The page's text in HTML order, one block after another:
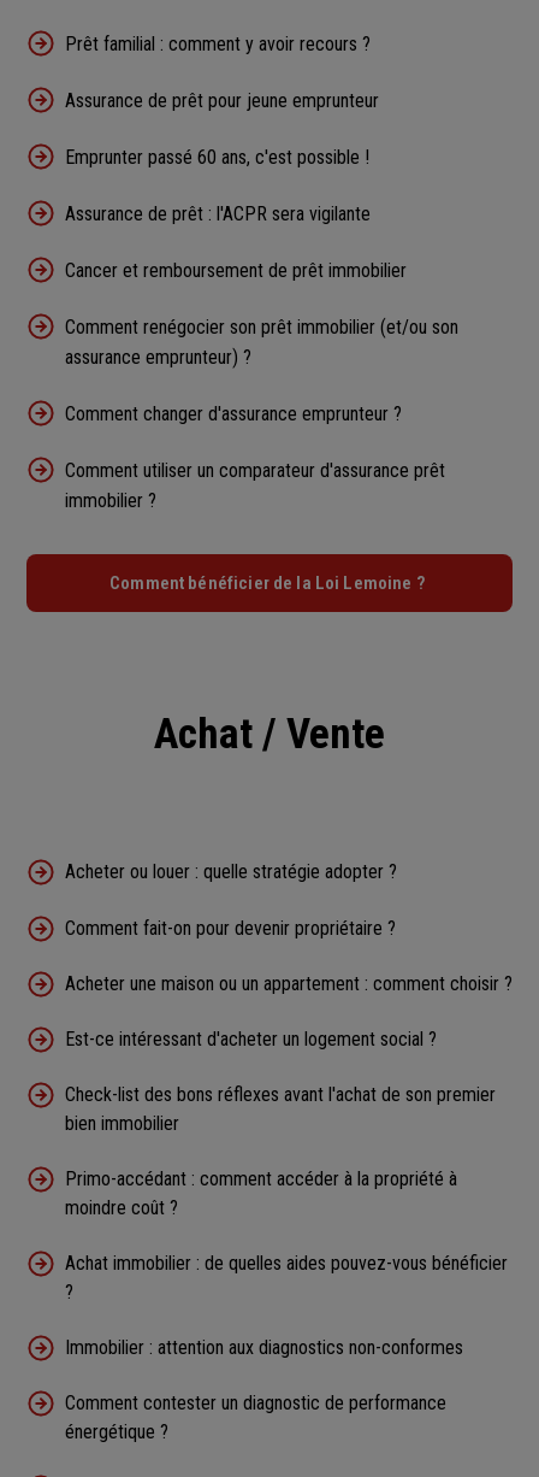
Prêt familial : comment y avoir recours ?
Assurance de prêt pour jeune emprunteur
Emprunter passé 60 ans, c'est possible !
Assurance de prêt : l'ACPR sera vigilante
Cancer et remboursement de prêt immobilier
Comment renégocier son prêt immobilier (et/ou son
assurance emprunteur) ?
Comment changer d'assurance emprunteur ?
Comment utiliser un comparateur d'assurance prêt
immobilier ?
Comment bénéficier de la Loi Lemoine ?
Achat / Vente
Acheter ou louer : quelle stratégie adopter ?
Comment fait-on pour devenir propriétaire ?
Acheter une maison ou un appartement : comment choisir ?
Est-ce intéressant d'acheter un logement social ?
Check-list des bons réflexes avant l'achat de son premier
bien immobilier
Primo-accédant : comment accéder à la propriété à
moindre coût ?
Achat immobilier : de quelles aides pouvez-vous bénéficier
?
Immobilier : attention aux diagnostics non-conformes
Comment contester un diagnostic de performance
énergétique ?